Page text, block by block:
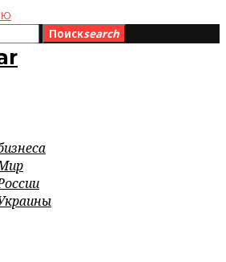
Поискsearch